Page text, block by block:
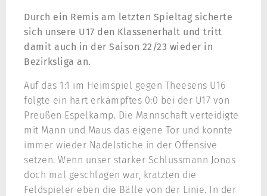
Durch ein Remis am letzten Spieltag sicherte
sich unsere U17 den Klassenerhalt und tritt
damit auch in der Saison 22/23 wieder in
Bezirksliga an.
Auf das 1:1 im Heimspiel gegen Theesens U16
folgte ein hart erkämpftes 0:0 bei der U17 von
Preußen Espelkamp. Die Mannschaft verteidigte
mit Mann und Maus das eigene Tor und konnte
immer wieder Nadelstiche in der Offensive
setzen. Wenn unser starker Schlussmann Jonas
doch mal geschlagen war, kratzten die
Feldspieler eben die Bälle von der Linie. In der